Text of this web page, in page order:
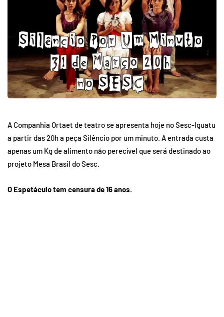
A Companhia Ortaet de teatro se apresenta hoje no Sesc-Iguatu
a partir das 20h a peça Silêncio por um minuto. A entrada custa
apenas um Kg de alimento não perecível que será destinado ao
projeto Mesa Brasil do Sesc.
O Espetáculo tem censura de 16 anos.